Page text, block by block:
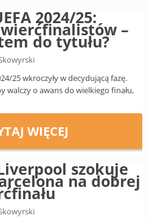
2024/25:
–
do tytułu?
25 wkroczyły w decydującą fazę.
walczy o awans do wielkiego finału,
WIĘCEJ
szokuje
na dobrej